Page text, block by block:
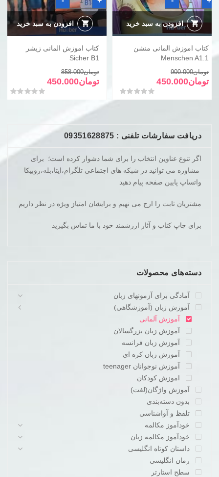
اموزش
المانی
منشن
Menschen
A1.1
عدد
افزودن به سبد خرید
کتاب اموزش المانی منشن
Menschen A1.1
تومان900.000قیمت
اصلی
تومان900.000
بود.
تومان450.000
قیمت
فعلی
تومان450.000
است.
امتیاز0از 5
اموزش
المانی
زیشر
Sicher
B1
عدد
افزودن به سبد خرید
کتاب اموزش المانی زیشر
Sicher B1
تومان858.000قیمت
اصلی
تومان858.000
تومان450.000
قیمت
فعلی
تومان450.000
امتیاز0از 5
دریافت سفارشات تلفنی : 09351628875
اگر تنوع عناوین انتخاب را برای شما دشوار کرده است؛ برای
مشاوره می توانید در شبکه های اجتماعی تلگرام،ایتا،بله،روبیکا
واتساپ پایین صفحه پیام دهید
مشتریان ثابت را ارج می نهیم و برایشان امتیاز ویژه در نظر داریم
برای چاپ کناب و آثار ارزشمند خود با ما تماس بگیرید
دسته‌های محصولات
آمادگی برای آزمونهای زبان
آموزش زبان (آموزشگاهی)
آموزش آلمانی
آموزش زبان بزرگسالان
آموزش زبان فرانسه
آموزش زبان کره ای
آموزش نوجوانان teenager
اموزش کودکان
آموزش واژگان(لغت)
بدون دسته‌بندی
تلفظ و آواشناسی
خودآموز مکالمه
خودآموز مکالمه زبان
داستان کوتاه انگلیسی
رمان انگلیسی
سطح استارتر